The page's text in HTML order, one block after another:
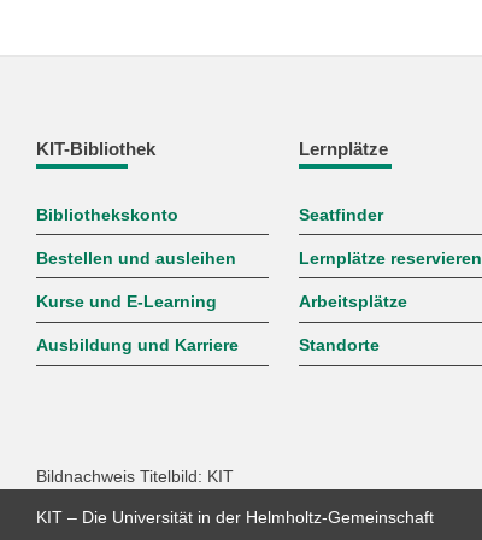
KIT-Bibliothek
Bibliothekskonto
Bestellen und ausleihen
Kurse und E-Learning
Ausbildung und Karriere
Lernplätze
Seatfinder
Lernplätze reservieren
Arbeitsplätze
Standorte
Bildnachweis Titelbild: KIT
KIT – Die Universität in der Helmholtz-Gemeinschaft